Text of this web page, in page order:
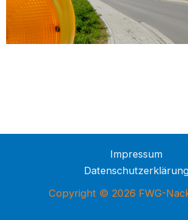
Impressum
Copyright © 2026 FWG-